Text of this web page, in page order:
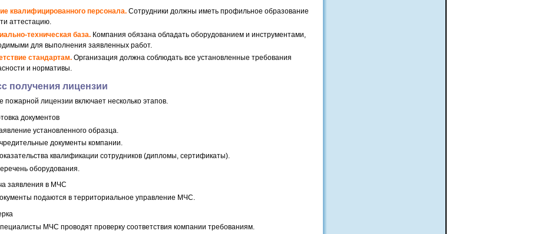
квалифицированного персонала. Сотрудники должны иметь профильное образование
аттестацию.
техническая база. Компания обязана обладать оборудованием и инструментами,
для выполнения заявленных работ.
стандартам. Организация должна соблюдать все установленные требования
и нормативы.
получения лицензии
пожарной лицензии включает несколько этапов.
документов
установленного образца.
документы компании.
квалификации сотрудников (дипломы, сертификаты).
оборудования.
заявления в МЧС
подаются в территориальное управление МЧС.
МЧС проводят проверку соответствия компании требованиям.